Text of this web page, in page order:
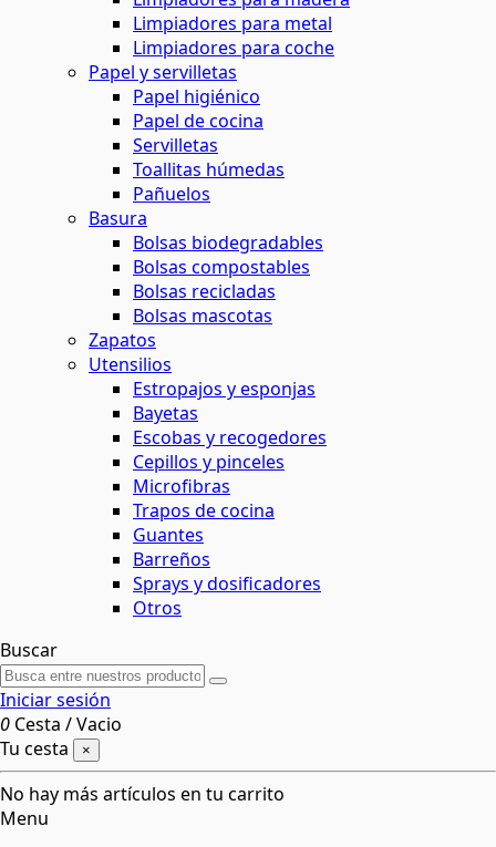
Limpiadores para metal
Limpiadores para coche
Papel y servilletas
Papel higiénico
Papel de cocina
Servilletas
Toallitas húmedas
Pañuelos
Basura
Bolsas biodegradables
Bolsas compostables
Bolsas recicladas
Bolsas mascotas
Zapatos
Utensilios
Estropajos y esponjas
Bayetas
Escobas y recogedores
Cepillos y pinceles
Microfibras
Trapos de cocina
Guantes
Barreños
Sprays y dosificadores
Otros
Buscar
Iniciar sesión
0 Cesta /Vacio
Tu cesta
×
No hay más artículos en tu carrito
Menu